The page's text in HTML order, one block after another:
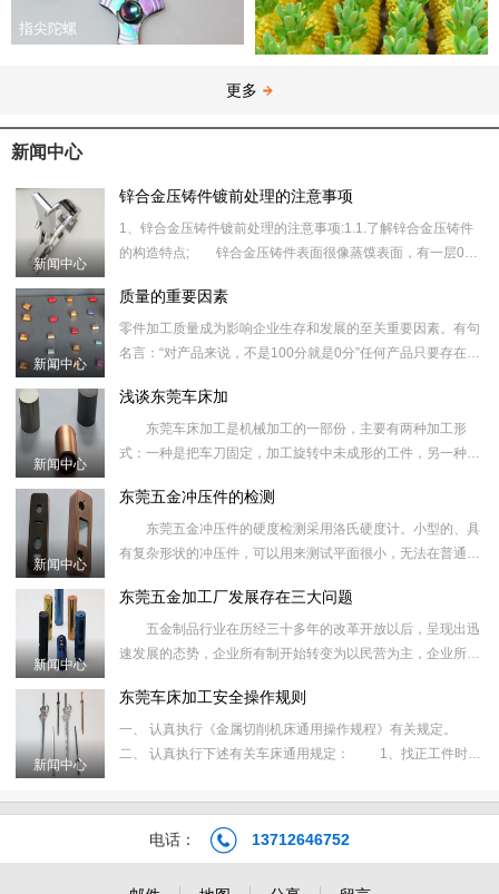
指尖陀螺
更多
新闻中心
新闻中心
锌合金压铸件镀前处理的注意事项
1、锌合金压铸件镀前处理的注意事项:1.1.了解锌合金压铸件
的构造特点; 锌合金压铸件表面很像蒸馍表面，有一层0．
散、多孔
新闻中心
质量的重要因素
​零件加工质量成为影响企业生存和发展的至关重要因素。有句
名言：“对产品来说，不是100分就是0分”任何产品只要存在一
场，企业的产
新闻中心
浅谈东莞车床加
东莞车床加工是机械加工的一部份，主要有两种加工形
式：一种是把车刀固定，加工旋转中未成形的工件，另一种是
向移动进行精度加
新闻中心
东莞五金冲压件的检测
东莞五金冲压件的硬度检测采用洛氏硬度计。小型的、具
有复杂形状的冲压件，可以用来测试平面很小，无法在普通台
拉深、成形、
新闻中心
东莞五金加工厂发展存在三大问题
五金制品行业在历经三十多年的改革开放以后，呈现出迅
速发展的态势，企业所有制开始转变为以民营为主，企业所在
的地区集中，这
新闻中心
东莞车床加工安全操作规则
一、 认真执行《金属切削机床通用操作规程》有关规定。
二、 认真执行下述有关车床通用规定： 1、找正工件时，
2、改变主
电话： 13712646752